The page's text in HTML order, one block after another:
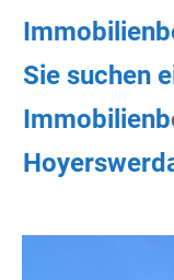
Sie suchen